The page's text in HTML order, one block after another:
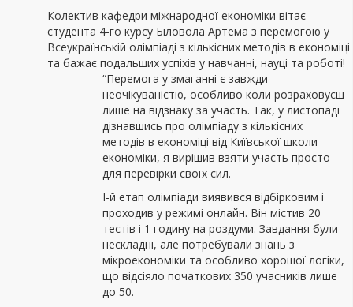
Колектив кафедри міжнародної економіки вітає
студента 4-го курсу Біловола Артема з перемогою у
Всеукраїнській олімпіаді з кількісних методів в економіці
та бажає подальших успіхів у навчанні, науці та роботі!
“Перемога у змаганні є завжди
неочікуваністю, особливо коли розраховуєш
лише на відзнаку за участь. Так, у листопаді
дізнавшись про олімпіаду з кількісних
методів в економіці від Київської школи
економіки, я вирішив взяти участь просто
для перевірки своїх сил.
І-й етап олімпіади виявився відбірковим і
проходив у режимі онлайн. Він містив 20
тестів і 1 годину на роздуми. Завдання були
нескладні, але потребували знань з
мікроекономіки та особливо хорошої логіки,
що відсіяло початкових 350 учасників лише
до 50.